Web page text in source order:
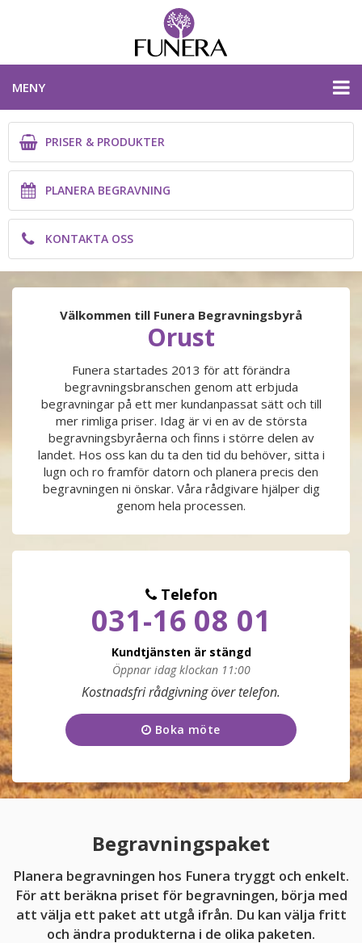
MENY
PRISER & PRODUKTER
PLANERA BEGRAVNING
KONTAKTA OSS
PRODUKTER & PRISER
OM BEGRAVNINGAR
JURIDIK
KONTAKTA OSS
031-16 08 01
PRISER & PRODUKTER
PLANERA BEGRAVNING
KONTAKTA OSS
Välkommen till Funera Begravningsbyrå
Orust
Funera startades 2013 för att förändra
begravningsbranschen genom att erbjuda
begravningar på ett mer kundanpassat sätt och till
mer rimliga priser. Idag är vi en av de största
begravningsbyråerna och finns i större delen av
landet. Hos oss kan du ta den tid du behöver, sitta i
lugn och ro framför datorn och planera precis den
begravningen ni önskar. Våra rådgivare hjälper dig
genom hela processen.
Telefon
031-16 08 01
Kundtjänsten är stängd
Öppnar idag klockan 11:00
Måndag
09:00 - 17:00
Tisdag
09:00 - 17:00
Onsdag
09:00 - 17:00
Fredag
09:00 - 17:00
11:00 - 15:00
kundtjanst@funera.se
Kostnadsfri rådgivning över telefon.
Boka möte
Begravningspaket
Planera begravningen hos Funera tryggt och enkelt.
För att beräkna priset för begravningen, börja med
att välja ett paket att utgå ifrån. Du kan välja fritt
och ändra produkterna i de olika paketen.